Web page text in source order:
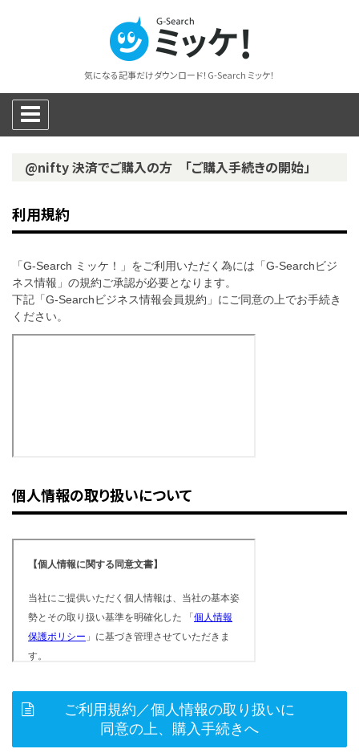
気になる記事だけダウンロード！G-Search ミッケ！
@nifty 決済でご購入の方 「ご購入手続きの開始」
利用規約
「G-Search ミッケ！」をご利用いただく為には「G-Searchビジ
ネス情報」の規約ご承認が必要となります。
下記「G-Searchビジネス情報会員規約」にご同意の上でお手続き
ください。
個人情報の取り扱いについて
ご利用規約／個人情報の取り扱いに
同意の上、購入手続きへ